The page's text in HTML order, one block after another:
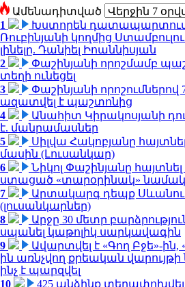
Ամենադիտված
1
Խստորեն դատապարտում
Ռուբինյանի կողմից
լինելը. Դանիել Իոաննիսյան
2
Փաշինյանի որոշմամբ
տեղի ունեցել
3
Փաշինյանի
ազատվել է պաշտոնից
4
Անահիտ Կիրակոսյանի
է. մանրամասներ
5
Սիլվա Հակոբյանը
մասին (Լուսանկար)
6
Նիկոլ Փաշինյանը
ստացած «տարօրինակ»
7
Արտակարգ դեպք
(լուսանկարներ)
8
Արջը 30 մետր
սպանել կաթոլիկ սարկավագին
9
Ավարտվել է «Գող Բջե»-ին,
ին առնչվող քրեական
ինչ է պարզվել
10
425 անձինք տեղափոխվել